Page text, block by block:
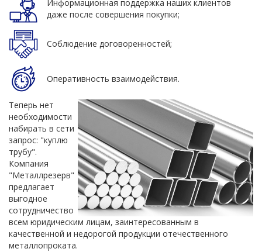
Информационная поддержка наших клиентов
даже после совершения покупки;
Соблюдение договоренностей;
Оперативность взаимодействия.
Теперь нет
необходимости
набирать в сети
запрос: "куплю
трубу".
Компания
"Металлрезерв"
предлагает
выгодное
сотрудничество
всем юридическим лицам, заинтересованным в
качественной и недорогой продукции отечественного
металлопроката.